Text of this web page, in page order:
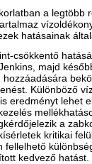
a legtöbb
hatásainak
csökkentő
majd
Különböző
eredményt lehet
a
kritikai
fellelhető
kedvező hatást.